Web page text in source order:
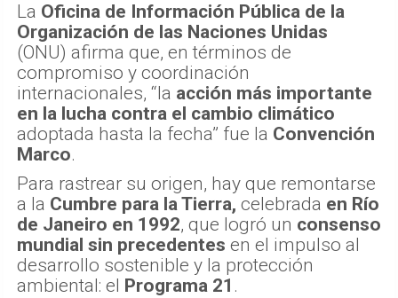
La Oficina de Información Pública de la
Organización de las Naciones Unidas
(ONU) afirma que, en términos de
compromiso y coordinación
internacionales, “la acción más importante
en la lucha contra el cambio climático
adoptada hasta la fecha” fue la Convención
Marco.
Para rastrear su origen, hay que remontarse
a la Cumbre para la Tierra, celebrada en Río
de Janeiro en 1992, que logró un consenso
mundial sin precedentes en el impulso al
desarrollo sostenible y la protección
ambiental: el Programa 21 .